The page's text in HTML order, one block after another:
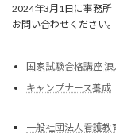
2024年3月1日に事務所
お問い合わせください。
国家試験合格講座
キャンプナース養成
一般社団法人看護教